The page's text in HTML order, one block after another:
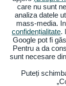
Despre noi
care nu sunt
analiza datele
mass-media.
confidențialitate.
Google pot fi
Pentru a da
sunt necesare
Puteți